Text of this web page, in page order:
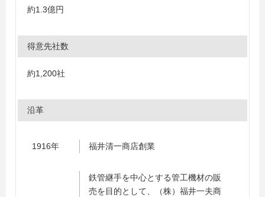
約1.3億円
得意先社数
約1,200社
沿革
1916年 福井清一商店創業
鉄管継手を中心とする管工機材の販
売を目的として、（株）福井一夫商